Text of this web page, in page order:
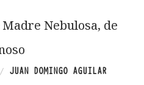
Madre Nebulosa, de
/ JUAN DOMINGO AGUILAR